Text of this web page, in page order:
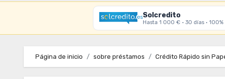
Solcredito
Hasta 1 000 € · 30 días ·
Página de inicio sobre préstamos Crédito Rápido sin